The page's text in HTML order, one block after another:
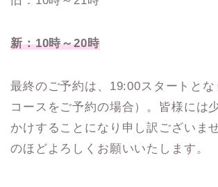
新：10時～20時
最終のご予約は、19:00スタートとな
コースをご予約の場合）。皆様には
かけすることになり申し訳ございま
のほどよろしくお願いいたします。